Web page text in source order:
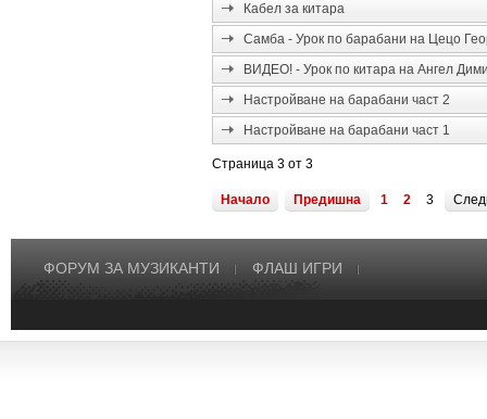
Кабел за китара
Самба - Урок по барабани на Цецо
ВИДЕО! - Урок по китара на Ангел
Настройване на барабани част 2
Настройване на барабани част 1
Страница 3 от 3
Начало Предишна 1 2 3
ФОРУМ ЗА МУЗИКАНТИ ФЛАШ ИГРИ